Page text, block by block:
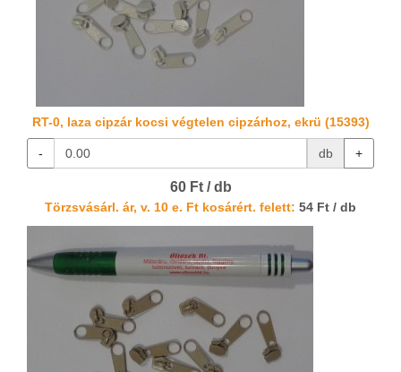
RT-0, laza cipzár kocsi végtelen cipzárhoz, ekrü (15393)
- db +
60 Ft / db
Törzsvásárl. ár, v. 10 e. Ft kosárért. felett: 54 Ft / db